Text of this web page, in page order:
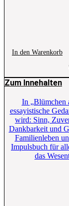
In den Warenkorb
Zum Innehalten
In „Blümchen
essayistische
wird: Sinn,
Dankbarkeit und
Familienleben
Impulsbuch für
das